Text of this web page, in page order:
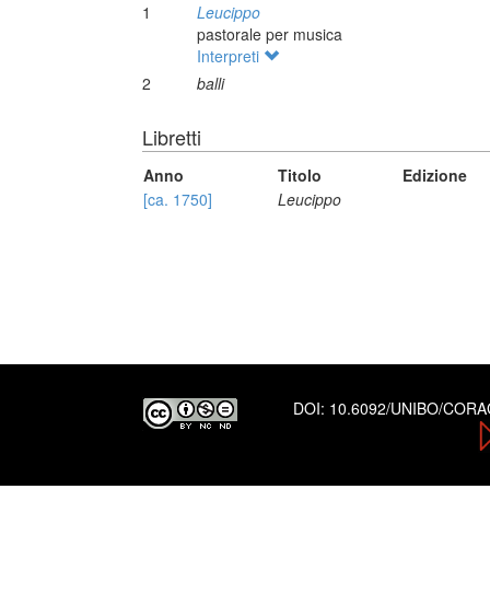
1
Leucippo
pastorale per musica
Interpreti
2
balli
Libretti
Anno Titolo
Edizione
[ca. 1750]
Leucippo
DOI: 10.6092/UNIBO/